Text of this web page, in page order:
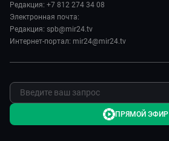
МИР. Мнение
Мировое соглашение
Пять причин поехать в...
Пресса о нас
Карьера
Реклама
Обратная связь
Редакция: +7 812 274 34 08
Электронная почта:
Редакция: spb@mir24.tv
Интернет-портал: mir24@mir24.tv
ПРЯМОЙ ЭФИР